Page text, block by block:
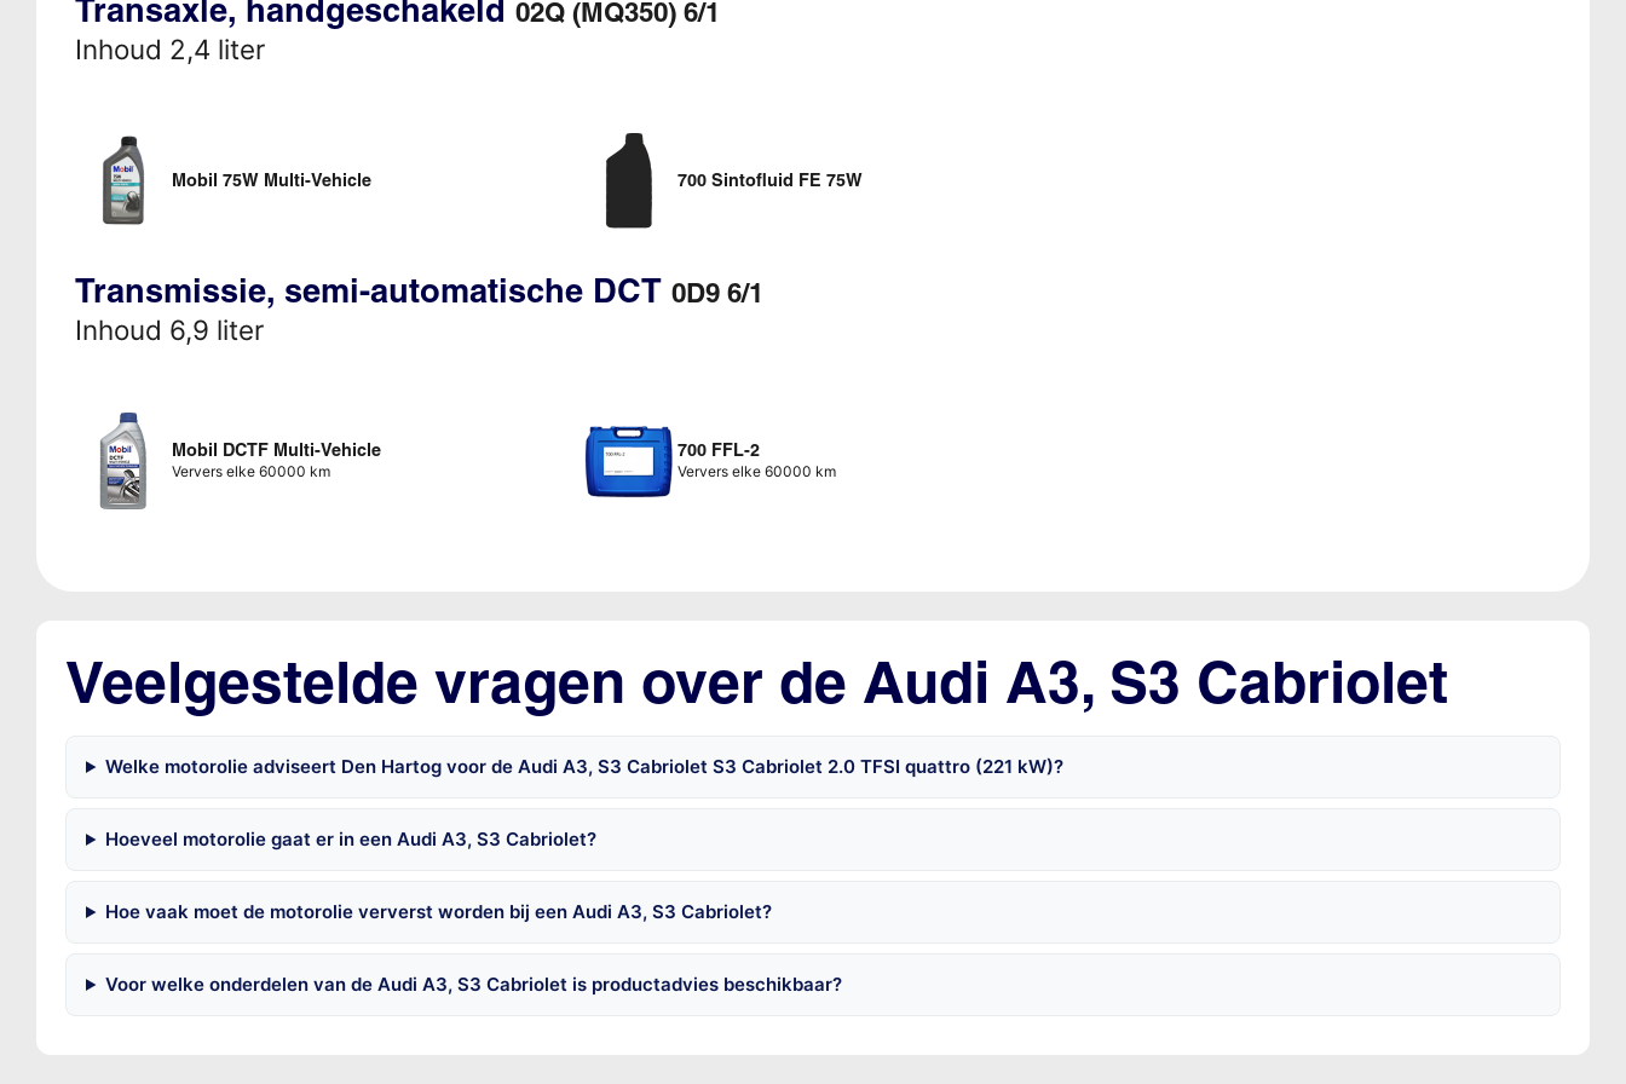
Transaxle, handgeschakeld 02Q (MQ350) 6/1
Inhoud 2,4 liter
Mobil 75W Multi-Vehicle 700 Sintofluid FE 75W
Transmissie, semi-automatische DCT 0D9 6/1
Inhoud 6,9 liter
Mobil DCTF Multi-Vehicle
Ververs elke 60000 km
700 FFL-2
Ververs elke 60000 km
Veelgestelde vragen over de Audi A3, S3 Cabriolet
Welke motorolie adviseert Den Hartog voor de Audi A3, S3 Cabriolet S3 Cabriolet 2.0 TFSI quattro (221 kW)?
Hoeveel motorolie gaat er in een Audi A3, S3 Cabriolet?
Hoe vaak moet de motorolie ververst worden bij een Audi A3, S3 Cabriolet?
Voor welke onderdelen van de Audi A3, S3 Cabriolet is productadvies beschikbaar?